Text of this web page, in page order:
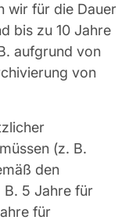
wir für die Dauer
bis zu 10 Jahre
aufgrund von
von
(z. B.
den
B. 5 Jahre für
für